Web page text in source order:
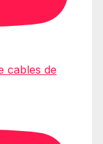
cables de